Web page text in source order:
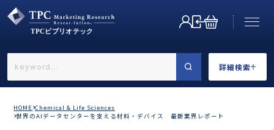
詳細検索
←戻る
HOME Chemical & Life Sciences
世界のAIデータセンターを支える材料・デバイス 最新業界レポート